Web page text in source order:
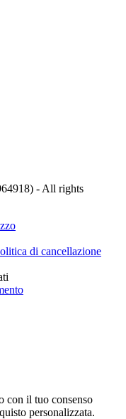
- All rights
di cancellazione
con il tuo consenso
personalizzata.